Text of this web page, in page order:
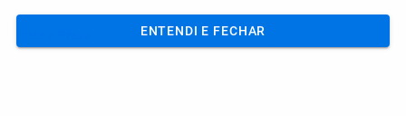
ENTENDI E FECHAR